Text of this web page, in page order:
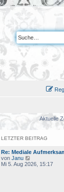
Aktuelle
LETZTER BEITRAG
Re: Mediale
von Janu
e
Mi 5. Aug 2026, 15:17